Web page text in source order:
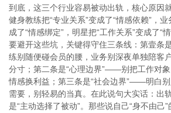
到底，这三个行业容易被动出轨，核心原因
健身教练把“专业关系”变成了“情感依赖”，
成了“情感绑定”，明星把“工作关系”变成了“情
要避开这些坑，关键得守住三条线：第壹条
练别随便碰会员的腰，业务别深夜单独陪客
分寸；第二条是“心理边界”——别把工作对象
情感换利益；第三条是“社会边界”——明白别
需要，别轻易的当真。在此说句大实话：出
是“主动选择了被动”。那些说自己“身不由己